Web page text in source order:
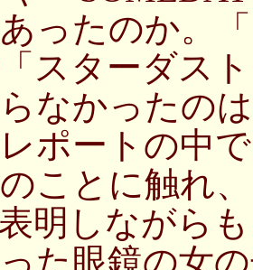
ったのか。
スターダス
なかったの
ポートの中
ことに触れ
明しながら
た眼鏡の女